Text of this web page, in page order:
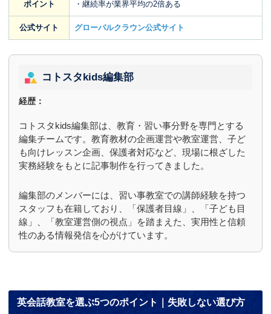
ポイント
・継続率が業界平均の2倍ある
公式サイト グローバルクラウン公式サイト
コトスタkids編集部
経歴：
コトスタkids編集部は、教育・習い事分野を専門とする
編集チームです。教育教材の企画運営や教室運営、子ど
も向けレッスン企画、保護者対応など、現場に根ざした
実務経験をもとに記事制作を行ってきました。
編集部のメンバーには、習い事教室での講師経験を持つ
スタッフも在籍しており、「保護者目線」、「子ども目
線」、「教室運営側の視点」を踏まえた、実用性と信頼
性のある情報発信を心がけています。
英会話教室を選ぶ5つのポイント｜失敗しない選び方